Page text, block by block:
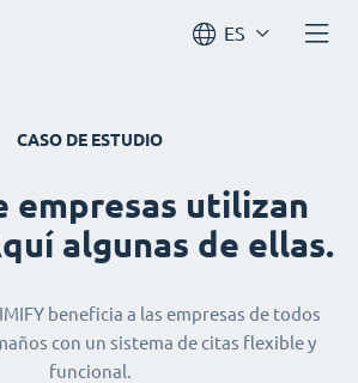
ES
CASO DE ESTUDIO
empresas utilizan
algunas de ellas.
beneficia a las empresas de todos
con un sistema de citas flexible y
funcional.